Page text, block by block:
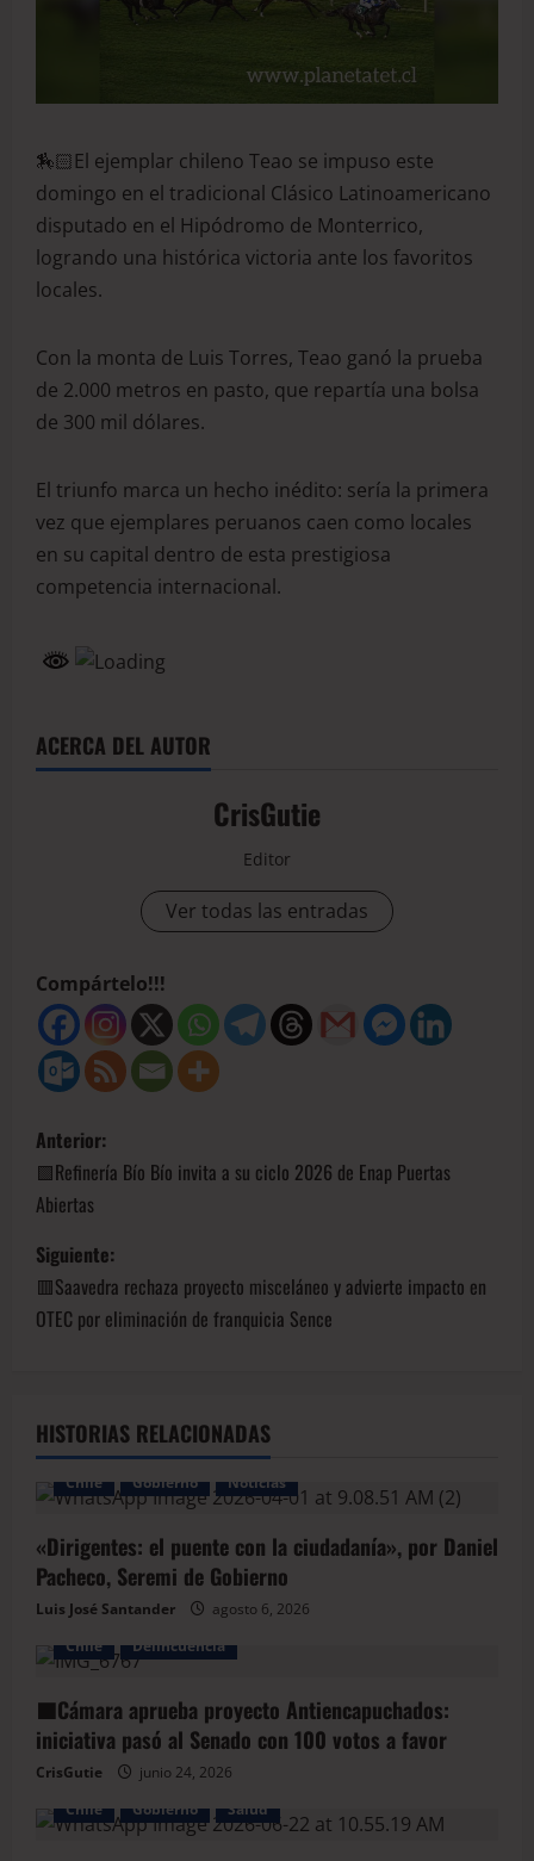
🏇🏻El ejemplar chileno Teao se impuso este
domingo en el tradicional Clásico Latinoamericano
disputado en el Hipódromo de Monterrico,
logrando una histórica victoria ante los favoritos
locales.
Con la monta de Luis Torres, Teao ganó la prueba
de 2.000 metros en pasto, que repartía una bolsa
de 300 mil dólares.
El triunfo marca un hecho inédito: sería la primera
vez que ejemplares peruanos caen como locales
en su capital dentro de esta prestigiosa
competencia internacional.
ACERCA DEL AUTOR
CrisGutie
Editor
Ver todas las entradas
Compártelo!!!
Anterior:
🟩Refinería Bío Bío invita a su ciclo 2026 de Enap Puertas
Abiertas
Siguiente:
🟥Saavedra rechaza proyecto misceláneo y advierte impacto en
OTEC por eliminación de franquicia Sence
HISTORIAS RELACIONADAS
Chile Gobierno Noticias
«Dirigentes: el puente con la ciudadanía», por Daniel
Pacheco, Seremi de Gobierno
Luis José Santander
agosto 6, 2026
Chile
Delincuencia
🟦Cámara aprueba proyecto Antiencapuchados:
iniciativa pasó al Senado con 100 votos a favor
CrisGutie
junio 24, 2026
Chile
Gobierno Salud